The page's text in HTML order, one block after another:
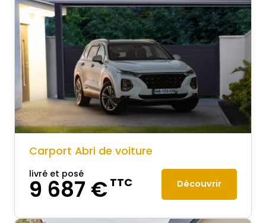
Carport Abri de voiture
livré et posé
9 687 €TTC Découvrir